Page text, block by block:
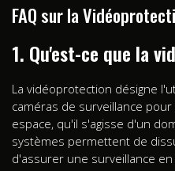
FAQ sur la
1. Qu'est-ce que la
La vidéoprotection désigne
caméras de surveillance
espace, qu'il s'agisse d'un
systèmes permettent de
d'assurer une surveillance en